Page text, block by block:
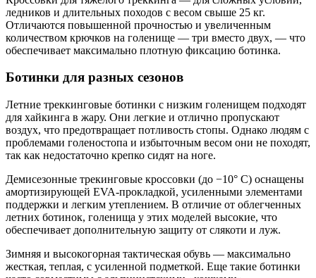
ледников и длительных походов с весом свыше 25 кг.
Отличаются повышенной прочностью и увеличенным
количеством крючков на голенище — три вместо двух, — что
обеспечивает максимально плотную фиксацию ботинка.
Ботинки для разных сезонов
Летние треккинговые ботинки с низким голенищем подходят
для хайкинга в жару. Они легкие и отлично пропускают
воздух, что предотвращает потливость стопы. Однако людям с
проблемами голеностопа и избыточным весом они не походят,
так как недостаточно крепко сидят на ноге.
Демисезонные трекинговые кроссовки (до −10° C) оснащены
амортизирующей EVA-прокладкой, усиленными элементами
поддержки и легким утеплением. В отличие от облегченных
летних ботинок, голенища у этих моделей высокие, что
обеспечивает дополнительную защиту от слякоти и луж.
Зимняя и высокогорная тактическая обувь — максимально
жесткая, теплая, с усиленной подметкой. Еще такие ботинки